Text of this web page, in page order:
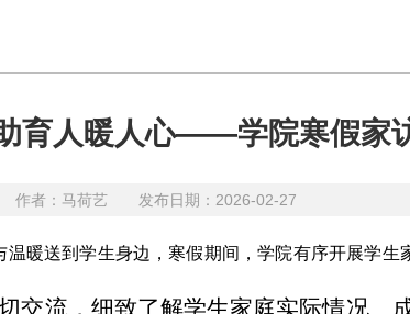
育人暖人心——学院寒假家
作者：马荷艺 发布日期：2026-02-27
暖送到学生身边，寒假期间，学院有序开展学
交流，细致了解学生家庭实际情况、